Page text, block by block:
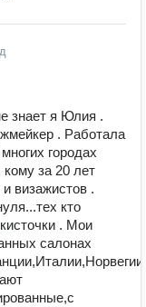
знает я Юлия .
. Работала
городах
за 20 лет
визажистов .
кто
. Мои
салонах